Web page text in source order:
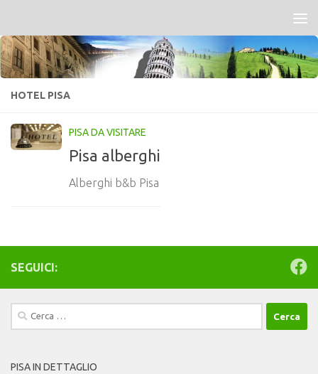
HOTEL PISA
PISA DA VISITARE
Pisa alberghi
Alberghi b&b Pisa
SEGUICI:
Ricerca
per:
PISA IN DETTAGLIO